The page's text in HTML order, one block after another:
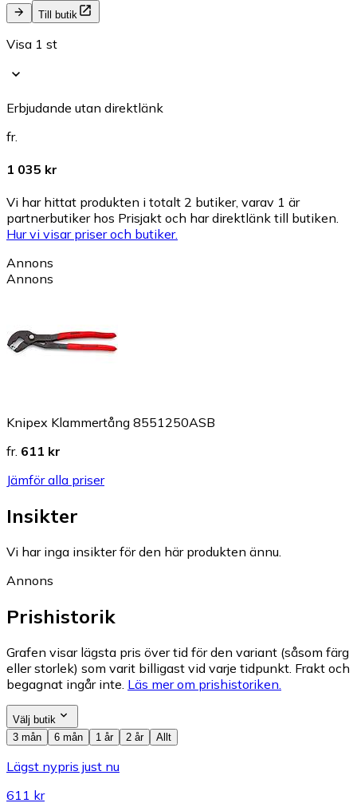
Till butik
Visa 1 st
Erbjudande utan direktlänk
fr.
1 035 kr
Vi har hittat produkten i totalt 2 butiker, varav 1 är
partnerbutiker hos Prisjakt och har direktlänk till butiken.
Hur vi visar priser och butiker.
Annons
Annons
Knipex Klammertång 8551250ASB
fr. 611 kr
Jämför alla priser
Insikter
Vi har inga insikter för den här produkten ännu.
Annons
Prishistorik
Grafen visar lägsta pris över tid för den variant (såsom färg
eller storlek) som varit billigast vid varje tidpunkt. Frakt och
begagnat ingår inte. Läs mer om prishistoriken.
Välj butik
3 mån
6 mån 1 år 2 år Allt
Lägst nypris just nu
611 kr